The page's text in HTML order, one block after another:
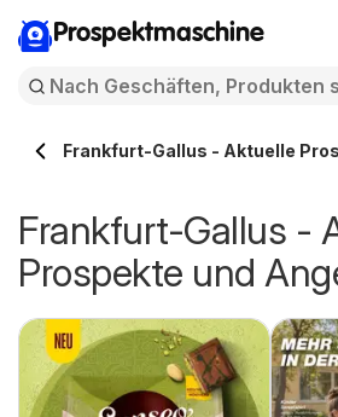
Prospektmaschine
Frankfurt-Gallus - Aktuelle
Frankfurt-Gallus -
Prospekte und